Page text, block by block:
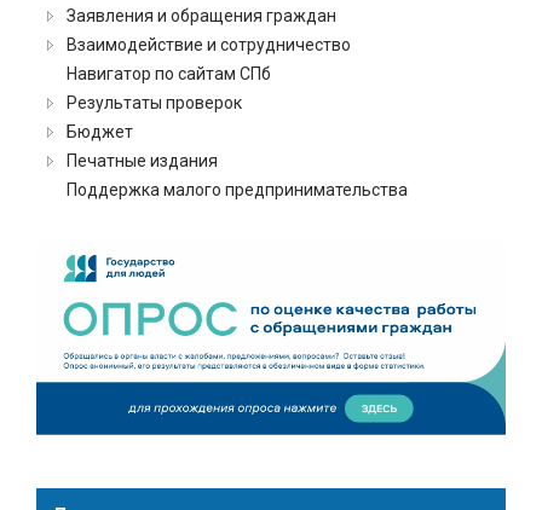
Заявления и обращения граждан
Взаимодействие и сотрудничество
Навигатор по сайтам СПб
Результаты проверок
Бюджет
Печатные издания
Поддержка малого предпринимательства